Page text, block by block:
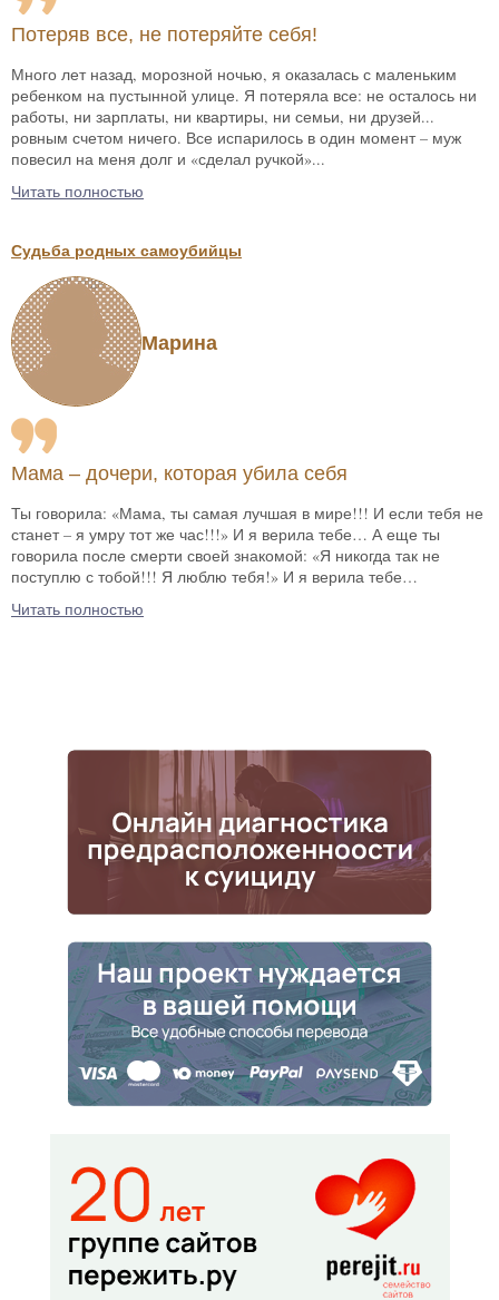
Потеряв все, не потеряйте себя!
Много лет назад, морозной ночью, я оказалась с маленьким
ребенком на пустынной улице. Я потеряла все: не осталось ни
работы, ни зарплаты, ни квартиры, ни семьи, ни друзей...
ровным счетом ничего. Все испарилось в один момент – муж
повесил на меня долг и «сделал ручкой»...
Читать полностью
Судьба родных самоубийцы
Марина
Мама – дочери, которая убила себя
Ты говорила: «Мама, ты самая лучшая в мире!!! И если тебя не
станет – я умру тот же час!!!» И я верила тебе… А еще ты
говорила после смерти своей знакомой: «Я никогда так не
поступлю с тобой!!! Я люблю тебя!» И я верила тебе…
Читать полностью